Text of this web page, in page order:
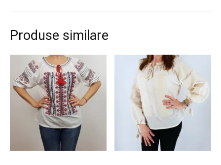
Produse similare